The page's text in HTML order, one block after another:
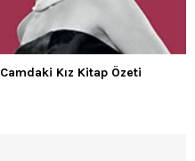
Camdaki Kız Kitap Özeti